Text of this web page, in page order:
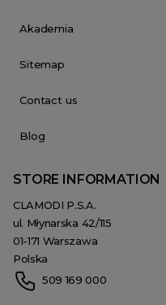
Akademia
Sitemap
Contact us
Blog
STORE INFORMATION
CLAMODI P.S.A.
ul. Młynarska 42/115
01-171 Warszawa
Polska
509 169 000